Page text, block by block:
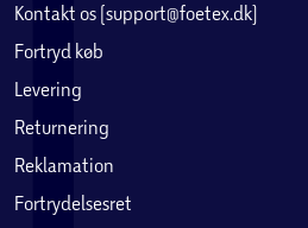
Kontakt os (support@foetex.dk)
Fortryd køb
Levering
Returnering
Reklamation
Fortrydelsesret